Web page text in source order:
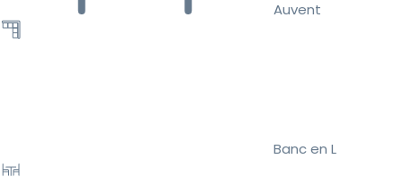
Auvent
Banc en L